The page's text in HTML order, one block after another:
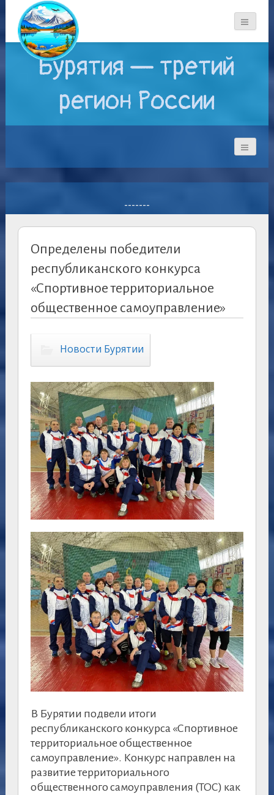
Бурятия — третий
регион России
-------
Определены победители
республиканского конкурса
«Спортивное территориальное
общественное самоуправление»
Новости Бурятии
В Бурятии подвели итоги
республиканского конкурса «Спортивное
территориальное общественное
самоуправление». Конкурс направлен на
развитие территориального
общественного самоуправления (ТОС) как